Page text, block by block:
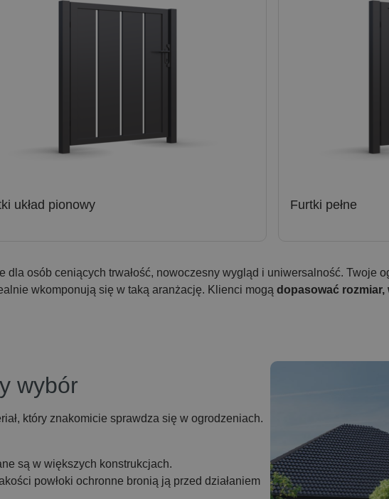
układ pionowy Furtki pełne
dla osób ceniących trwałość, nowoczesny wygląd i uniwersalność. Twoje
wkomponują się w taką aranżację. Klienci mogą dopasować
wybór
który znakomicie sprawdza się w ogrodzeniach.
są w większych konstrukcjach.
powłoki ochronne bronią ją przed działaniem